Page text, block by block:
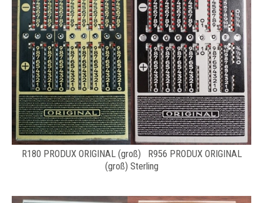
R180 PRODUX ORIGINAL (groß) R956 PRODUX ORIGINAL
(groß) Sterling